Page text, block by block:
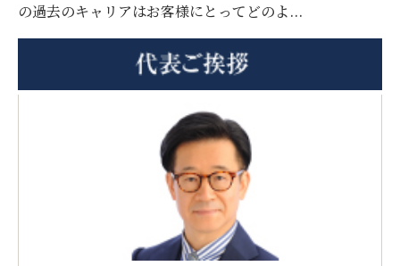
の過去のキャリアはお客様にとってどのよ...